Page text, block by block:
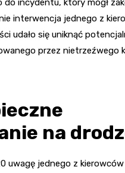
do incydentu, który mógł
interwencja jednego z
udało się uniknąć
przez nietrzeźwego
na
uwagę jednego z kierowców